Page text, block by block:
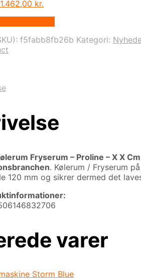
kr..
kr.
31.462,00 kr..
f5fabb8fb26b Kategori:
Fryserum – Proline – X X
. Kølerum / Fryserum
120 mm og sikrer dermed det
varer